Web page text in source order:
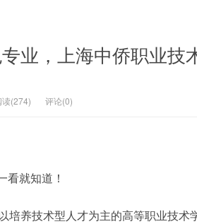
业，上海中侨职业技
读(274) 评论(0)
就知道！
培养技术型人才为主的高等职业技术